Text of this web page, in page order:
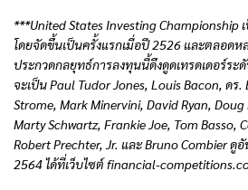
***United States Investing Championship
โดยจัดขึ้นเป็นครั้งแรกเมื่อปี 2526 และตลอด
ประกวดกลยุทธ์การลงทุนนี้ดึงดูดเทรดเดอร์ระ
จะเป็น Paul Tudor Jones, Louis Bacon, ดร
Strome, Mark Minervini, David Ryan, Doug
Marty Schwartz, Frankie Joe, Tom Basso,
Robert Prechter, Jr. และ Bruno Combier ดู
2564 ได้ที่เว็บไซต์ financial-